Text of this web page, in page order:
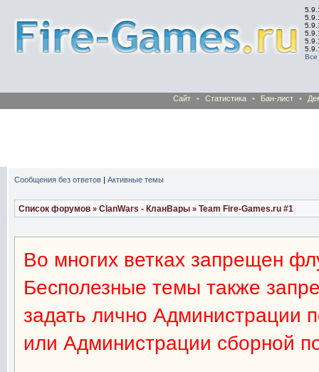
Все
Сайт • Статистика • Бан-лист •
Сообщения без ответов | Активные темы
Список форумов » ClanWars - КланВары » Team Fire-Games.ru #1
Во многих ветках запрещен
Бесполезные темы также
задать лично Администрации
или Администрации сборной